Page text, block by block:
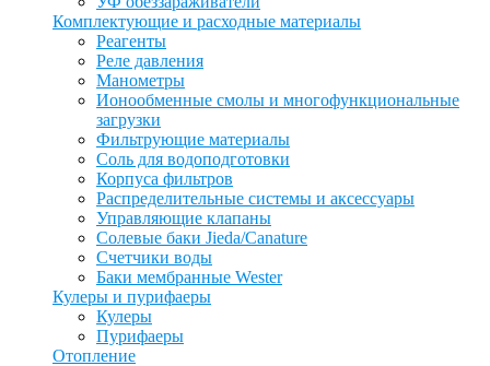
Комплектующие и расходные материалы
Реагенты
Реле давления
Манометры
Ионообменные смолы и многофункциональные
загрузки
Фильтрующие материалы
Соль для водоподготовки
Корпуса фильтров
Распределительные системы и аксессуары
Управляющие клапаны
Солевые баки Jieda/Canature
Счетчики воды
Баки мембранные Wester
Кулеры и пурифаеры
Кулеры
Пурифаеры
Отопление